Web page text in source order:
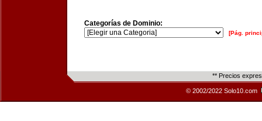
Categorías de Dominio:
[Pág.
** Precios
© 2002/2022 Solo10.com